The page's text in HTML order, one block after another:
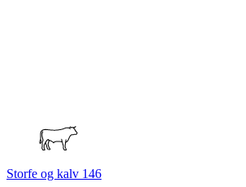
Storfe og kalv 146